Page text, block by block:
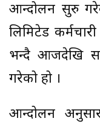
आन्दोलन सुरु
लिमिटेड
भन्दै आजदेखि
गरेको हो ।
आन्दोलन